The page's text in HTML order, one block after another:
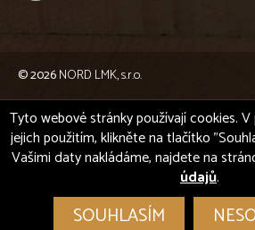
© 2026NORD LMK, s.r.o.
Tyto webové stránky používají cookies.
jejich použitím, klikněte na tlačítko
Vašimi daty nakládáme, najdete na
údajů.